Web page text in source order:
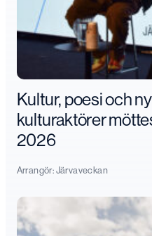
Kultur, poesi och
kulturaktörer
2026
Arrangör: Järvaveckan